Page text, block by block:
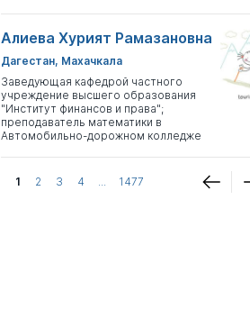
Алиева Хурият Рамазановна
Дагестан, Махачкала
Заведующая кафедрой частного
учреждение высшего образования
"Институт финансов и права";
преподаватель математики в
Автомобильно-дорожном колледже
1 2 3 4 ... 1477